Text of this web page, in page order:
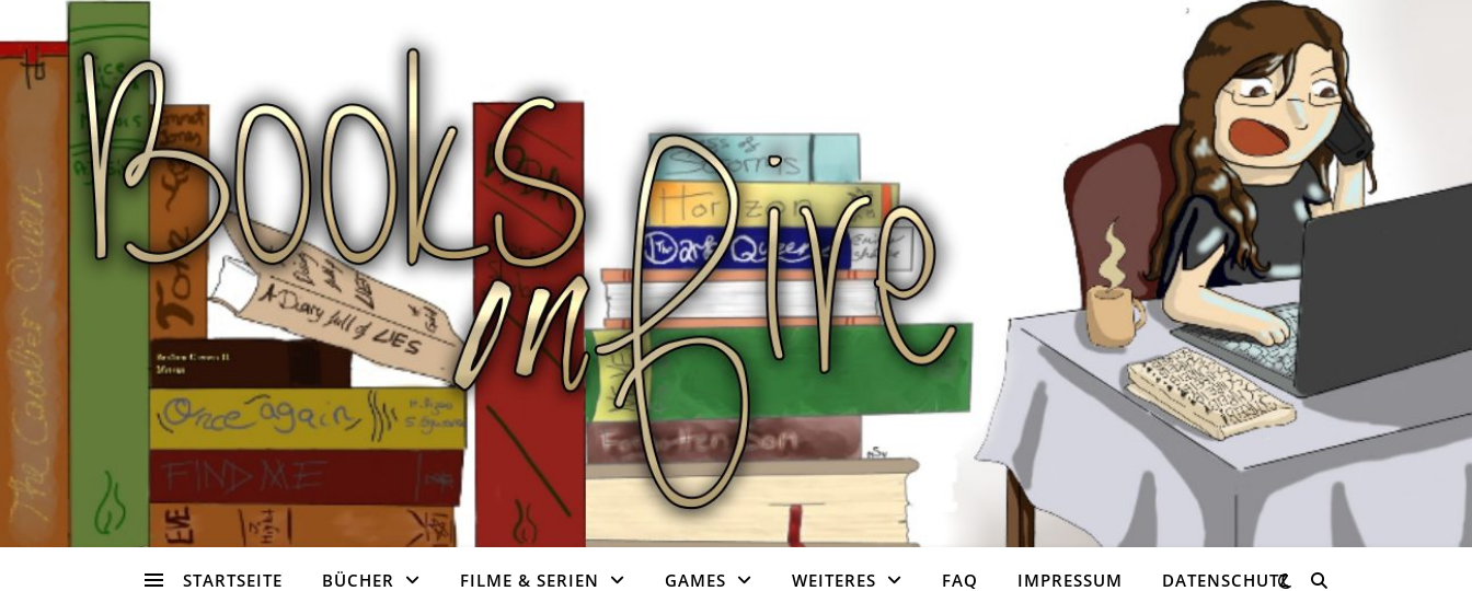
STARTSEITE BÜCHER FILME & SERIEN GAMES WEITERES FAQ IMPRESSUM DATENSCHUTZ